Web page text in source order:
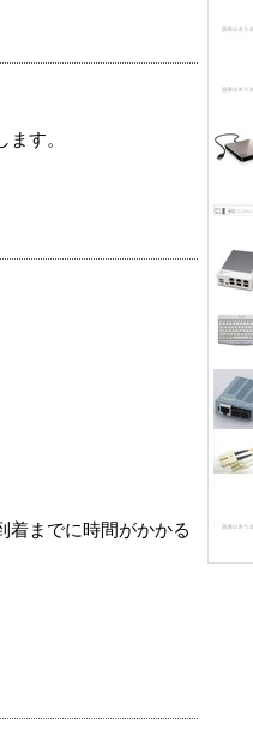
す。
着までに時間がかかる